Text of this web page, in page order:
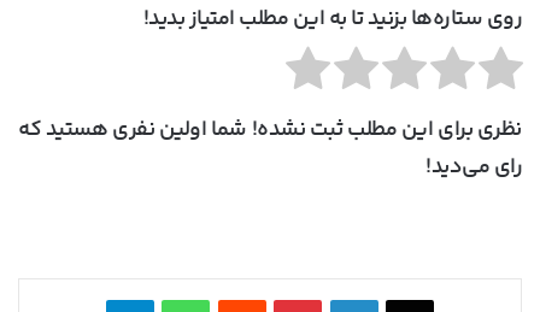
روی ستاره‌ها بزنید تا به این مطلب امتیاز بدید!
نظری برای این مطلب ثبت نشده! شما اولین نفری هستید که
رای می‌دید!
X لینکدین ‫پین‌ترست‫رددیت واتس آپ تلگرام